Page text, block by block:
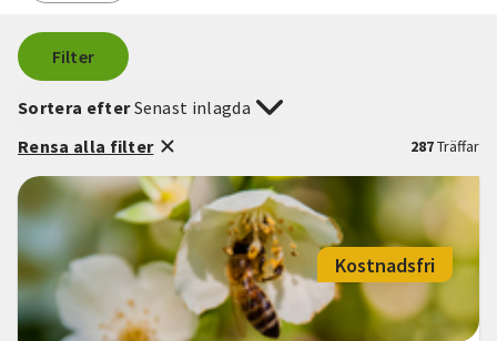
Filter
287Träffar
Sortera efterSenast inlagda
Rensa alla filter
Kostnadsfri